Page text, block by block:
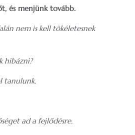
és menjünk tovább.
nem is kell tökéletesnek
hibázni?
tanulunk.
ad a fejlődésre.